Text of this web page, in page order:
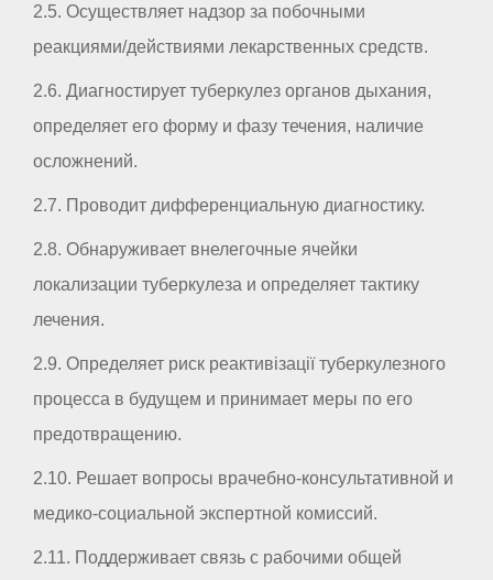
2.5. Осуществляет надзор за побочными
реакциями/действиями лекарственных средств.
2.6. Диагностирует туберкулез органов дыхания,
определяет его форму и фазу течения, наличие
осложнений.
2.7. Проводит дифференциальную диагностику.
2.8. Обнаруживает внелегочные ячейки
локализации туберкулеза и определяет тактику
лечения.
2.9. Определяет риск реактивізації туберкулезного
процесса в будущем и принимает меры по его
предотвращению.
2.10. Решает вопросы врачебно-консультативной и
медико-социальной экспертной комиссий.
2.11. Поддерживает связь с рабочими общей